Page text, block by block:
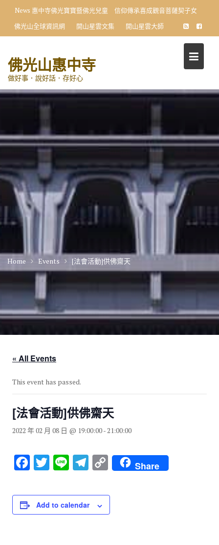
content
News 惠中寺佛光寶寶暨佛光兒童 信仰傳承喜成觀音菩薩契子女
佛光山全球資訊網
開山星雲文集 開山星雲大師
佛光山惠中寺
做好事．說好話．存好心
Home Events [法會活動]供佛齋天
« All Events
This event has passed.
[法會活動]供佛齋天
2022 年 02 月 08 日 @ 19:00:00-21:00:00
F
c
e
T
tt
er
Li
e
T
e
gr
C
o
p
y
Share
Add to calendar